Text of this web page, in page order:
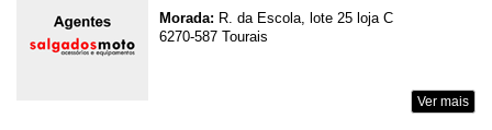
Morada: R. da Escola, lote 25 loja C
6270-587 Tourais
Ver mais